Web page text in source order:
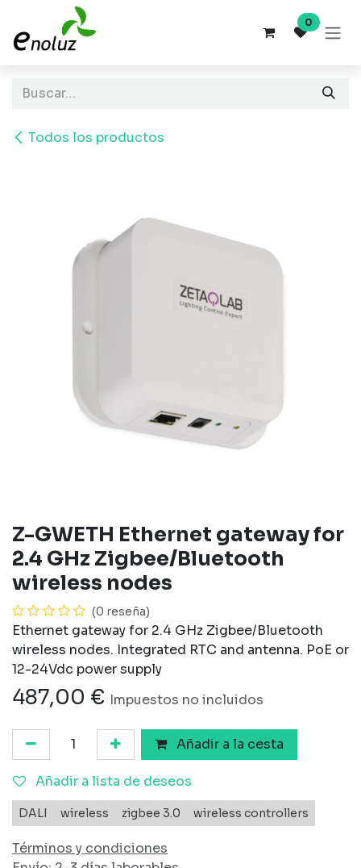
Ir al contenido
0
Todos los productos
Z-GWETH Ethernet gateway for
2.4 GHz Zigbee/Bluetooth
wireless nodes
(0 reseña)
Ethernet gateway for 2.4 GHz Zigbee/Bluetooth
wireless nodes. Integrated RTC and antenna. PoE or
12-24Vdc power supply
487,00 € Impuestos no incluidos
Añadir a la cesta
Añadir a lista de deseos
DALI wireless zigbee 3.0 wireless controllers
Términos y condiciones